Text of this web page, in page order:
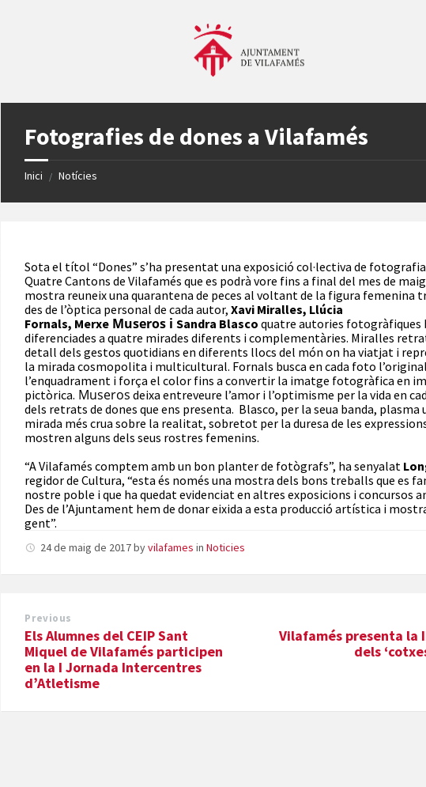
Fotografies de dones a Vilafamés
Inici / Notícies
Sota el títol “Dones” s’ha presentat una exposició col·lectiva de
Quatre Cantons de Vilafamés que es podrà vore fins a final del mes de
mostra reuneix una quarantena de peces al voltant de la figura femenina
des de l’òptica personal de cada autor,Xavi Miralles, Llúcia
Fornals, Merxe Museros iSandra Blascoquatre autories fotogràfiques
diferenciades a quatre mirades diferents i complementàries. Miralles retr
detall dels gestos quotidians en diferents llocs del món on ha viatjat i
la mirada cosmopolita i multicultural. Fornals busca en cada foto
l’enquadrament i força el color fins a convertir la imatge fotogràfica en
pictòrica. Museros deixa entreveure l’amor i l’optimisme per la vida en
dels retrats de dones que ens presenta. Blasco, per la seua banda, plasma
mirada més crua sobre la realitat, sobretot per la duresa de les
mostren alguns dels seus rostres femenins.
“A Vilafamés comptem amb un bon planter de fotògrafs”, ha senyalat
regidor de Cultura, “esta és només una mostra dels bons treballs que es
nostre poble i que ha quedat evidenciat en altres exposicions i concursos
Des de l’Ajuntament hem de donar eixida a esta producció artística i
gent”.
24 de maig de 2017byvilafames inNoticies
Previous
Els Alumnes del CEIP Sant
Miquel de Vilafamés participen
en la I Jornada Intercentres
d’Atletisme
Vilafamés presenta la
dels